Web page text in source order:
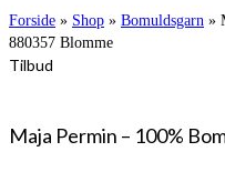
Forside » Shop » Bomuldsgarn »
880357 Blomme
Tilbud
Maja Permin – 100%